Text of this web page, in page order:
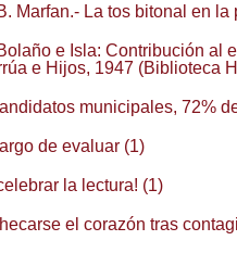
Marfan.- La tos bitonal en la
e Isla: Contribución al
e Hijos, 1947 (Biblioteca
municipales, 72%
de evaluar (1)
la lectura! (1)
el corazón tras